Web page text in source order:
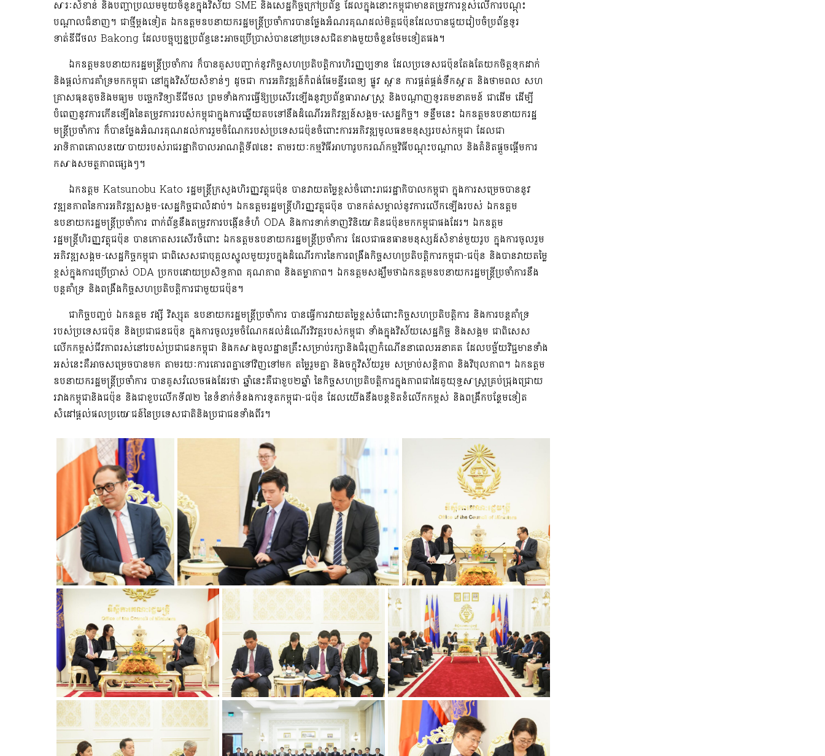
សារៈសំខាន់ និងបញ្ហាប្រឈមមួយចំនួនក្នុងវិស័យ SME និងសេដ្ឋកិច្ចក្រៅប្រព័ន្ធ ដែលក្នុងនោះកម្ពុជាមានតម្រូវការខ្ពស់លើការបណ្តុះ
បណ្តាលជំនាញ។ ជាថ្មីម្តងទៀត ឯកឧត្តមឧបនាយករដ្ឋមន្ត្រីប្រចាំការបានថ្លែងអំណរគុណដល់មិត្តជប៉ុនដែលបានជួយរៀបចំប្រព័ន្ធទូរ
ទាត់ឌីជីថល Bakong ដែលបច្ចុប្បន្នប្រព័ន្ធនេះអាចប្រើប្រាស់បាននៅប្រទេសជិតខាងមួយចំនួនថែមទៀតផង។
ឯកឧត្តមឧបនាយករដ្ឋមន្ត្រីប្រចាំការ ក៏បានគូសបញ្ជាក់នូវកិច្ចសហប្រតិបត្តិការហិរញ្ញប្បទាន ដែលប្រទេសជប៉ុនតែងតែយកចិត្តទុកដាក់
និងផ្តល់ការគាំទ្រមកកម្ពុជា នៅក្នុងវិស័យសំខាន់ៗ ដូចជា ការអភិវឌ្ឍន៍កំពង់ផែមន្ទីរពេទ្យ ផ្លូវ ស្ពាន ការផ្គត់ផ្គង់ទឹកស្អាត និងថាមពល សហ
គ្រាសធុនតូចនិងមធ្យម បច្ចេកវិទ្យាឌីជីថល ព្រមទាំងការធ្វើឱ្យប្រសើរឡើងនូវប្រព័ន្ធធារាសាស្ត្រ និងបណ្តាញទូរគមនាគមន៍ ជាដើម ដើម្បី
បំពេញនូវការកើនឡើងនៃតម្រូវការរបស់កម្ពុជាក្នុងការឆ្លើយតបទៅនឹងដំណើរអភិវឌ្ឍន៍សង្គម-សេដ្ឋកិច្ច។ ទន្ទឹមនេះ ឯកឧត្តមឧបនាយករដ្ឋ
មន្ត្រីប្រចាំការ ក៏បានថ្លែងអំណរគុណដល់ការរួមចំណែករបស់ប្រទេសជប៉ុនចំពោះការអភិវឌ្ឍមូលធនមនុស្សរបស់កម្ពុជា ដែលជា
អាទិភាពគោលនយោបាយរបស់រាជរដ្ឋាភិបាលអាណត្តិទី៧នេះ តាមរយៈកម្មវិធីអាហារូបករណ៍កម្មវិធីបណ្តុះបណ្តាល និងគំនិតផ្តួចផ្តើមការ
កសាងសមត្ថភាពផ្សេងៗ។
ឯកឧត្ដម Katsunobu Kato រដ្ឋមន្ត្រីក្រសួងហិរញ្ញវត្ថុជប៉ុន បានវាយតម្លៃខ្ពស់ចំពោះរាជរដ្ឋាភិបាលកម្ពុជា ក្នុងការសម្រេចបាននូវ
វឌ្ឍនភាពនៃការអភិវឌ្ឍសង្គម-សេដ្ឋកិច្ចជាលំដាប់។ ឯកឧត្តមរដ្ឋមន្រ្តីហិរញ្ញវត្ថុជប៉ុន បានកត់សម្គាល់នូវការលើកឡើងរបស់ ឯកឧត្តម
ឧបនាយករដ្ឋមន្ត្រីប្រចាំការ ពាក់ព័ន្ធនឹងតម្រូវការបង្កើនទំហំ ODA និងការទាក់ទាញវិនិយោគិនជប៉ុនមកកម្ពុជាផងដែរ។ ឯកឧត្តម
រដ្ឋមន្រ្តីហិរញ្ញវត្ថុជប៉ុន បានកោតសរសើរចំពោះ ឯកឧត្តមឧបនាយករដ្ឋមន្ត្រីប្រចាំការ ដែលជាធនធានមនុស្សដ៍សំខាន់មួយរូប ក្នុងការចូលរួម
អភិវឌ្ឍសង្គម-សេដ្ឋកិច្ចកម្ពុជា ជាពិសេសជាបុគ្គលស្នូលមួយរូបក្នុងដំណើរការនៃការពង្រឹងកិច្ចសហប្រតិបត្តិការកម្ពុជា-ជប៉ុន និងបានវាយតម្លៃ
ខ្ពស់ក្នុងការប្រើប្រាស់ ODA ប្រកបដោយប្រសិទ្ធភាព គុណភាព និងតម្លាភាព។ ឯកឧត្តមសង្ឃឹមថាឯកឧត្តមឧបនាយករដ្ឋមន្ត្រីប្រចាំការនឹង
បន្តគាំទ្រ និងពង្រឹងកិច្ចសហប្រតិបត្តិការជាមួយជប៉ុន។
ជាកិច្ចបញ្ចប់ ឯកឧត្តម វង្សី វិស្សុត ឧបនាយករដ្ឋមន្ត្រីប្រចាំការ បានធ្វើការវាយតម្លៃខ្ពស់ចំពោះកិច្ចសហប្រតិបត្តិការ និងការបន្តគាំទ្រ
របស់ប្រទេសជប៉ុន និងប្រជាជនជប៉ុន ក្នុងការចូលរួមចំណែកដល់ដំណើរវិវត្តរបស់កម្ពុជា ទាំងក្នុងវិស័យសេដ្ឋកិច្ច និងសង្គម ជាពិសេស
លើកកម្ពស់ជីវភាពរស់នៅរបស់ប្រជាជនកម្ពុជា និងកសាងមូលដ្ឋានគ្រឹះសម្រាប់រក្សានិងជំរុញកំណើននាពេលអនាគត ដែលបច័្ចយវិជ្ជមានទាំង
អស់នេះគឺអាចសម្រេចបានមក តាមរយៈការគោរពគ្នាទៅវិញទៅមក តម្លៃរួមគ្នា និងចក្ខុវិស័យរួម សម្រាប់សន្តិភាព និងវិបុលភាព។ ឯកឧត្តម
ឧបនាយករដ្ឋមន្ត្រីប្រចាំការ បានគូសរំលេចផងដែរថា ឆ្នាំនេះគឺជាខួប២ឆ្នាំ នៃកិច្ចសហប្រតិបត្តិការក្នុងភាពជាដៃគូយុទ្ធសាស្រ្តគ្រប់ជ្រុងជ្រោយ
រវាងកម្ពុជានិងជប៉ុន និងជាខួបលើកទី៧២ នៃទំនាក់ទំនងការទូតកម្ពុជា-ជប៉ុន ដែលយើងនឹងបន្តខិតខំលើកកម្ពស់ និងពង្រឹកបន្ថែមទៀត
សំដៅផ្តល់ផលប្រយោជន៍នៃប្រទេសជាតិនិងប្រជាជនទាំងពីរ។